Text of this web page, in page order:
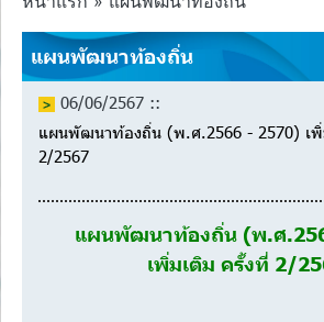
แผนพัฒนาท้องถิ่น
06/06/2567 ::
แผนพัฒนาท้องถิ่น (พ.ศ.2566 - 2570) เพิ่
2/2567
แผนพัฒนาท้องถิ่น (พ.ศ
เพิ่มเติม ครั้งที่ 2/